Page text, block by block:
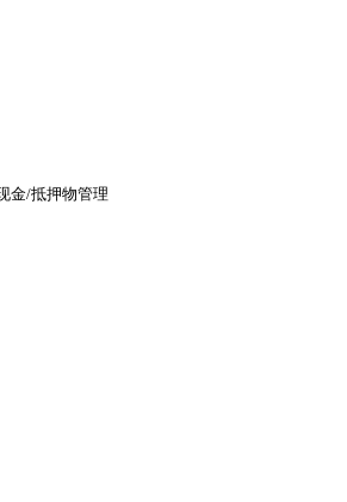
金/抵押物管理